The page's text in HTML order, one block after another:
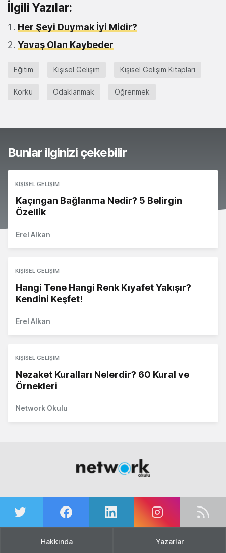
İlgili Yazılar:
Her Şeyi Duymak İyi Midir?
Yavaş Olan Kaybeder
Eğitim Kişisel Gelişim Kişisel Gelişim Kitapları
Korku Odaklanmak Öğrenmek
Bunlar ilginizi çekebilir
KIŞISEL GELIŞIM
Kaçıngan Bağlanma Nedir? 5 Belirgin
Özellik
Erel Alkan
KIŞISEL GELIŞIM
Hangi Tene Hangi Renk Kıyafet Yakışır?
Kendini Keşfet!
Erel Alkan
KIŞISEL GELIŞIM
Nezaket Kuralları Nelerdir? 60 Kural ve
Örnekleri
Network Okulu
Hakkında Yazarlar